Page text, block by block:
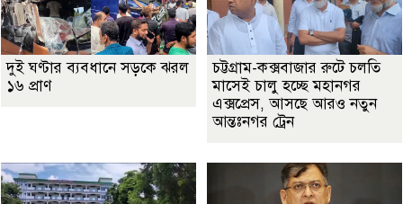
দুই ঘণ্টার ব্যবধানে সড়কে ঝরল
১৬ প্রাণ
চট্টগ্রাম-কক্সবাজার রুটে চলতি
মাসেই চালু হচ্ছে মহানগর
এক্সপ্রেস, আসছে আরও নতুন
আন্তঃনগর ট্রেন